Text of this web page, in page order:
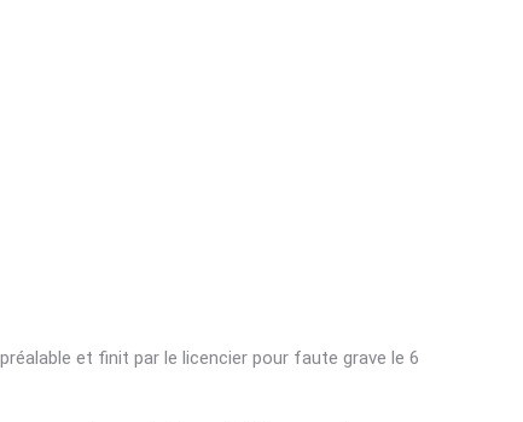
et finit par le licencier pour faute grave le 6